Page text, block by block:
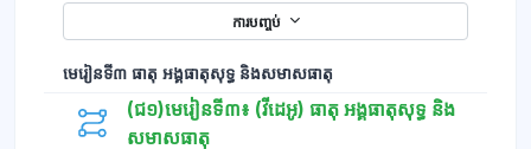
ការបញ្ចប់
មេរៀនទី៣ ធាតុ អង្គធាតុសុទ្ធ និងសមាសធាតុ
(ជ១)មេរៀនទី៣៖ (វីដេអូ) ធាតុ​ អង្គធាតុសុទ្ធ និង
សមាសធាតុ